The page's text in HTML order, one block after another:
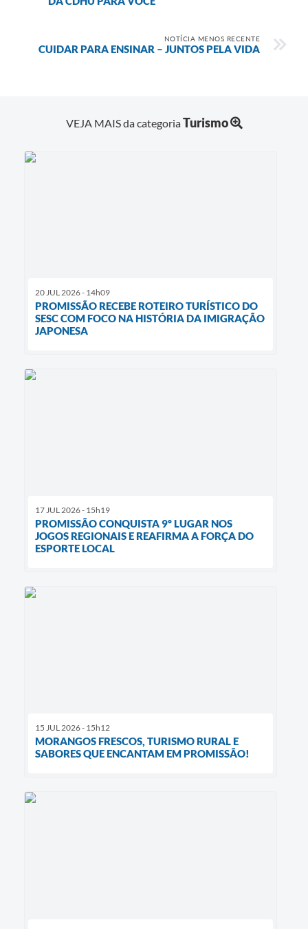
NOTÍCIA MENOS RECENTE
CUIDAR PARA ENSINAR – JUNTOS PELA VIDA
VEJA MAIS da categoriaTurismo
20 JUL 2026 - 14h09
PROMISSÃO RECEBE ROTEIRO TURÍSTICO DO
SESC COM FOCO NA HISTÓRIA DA IMIGRAÇÃO
JAPONESA
17 JUL 2026 - 15h19
PROMISSÃO CONQUISTA 9º LUGAR NOS
JOGOS REGIONAIS E REAFIRMA A FORÇA DO
ESPORTE LOCAL
15 JUL 2026 - 15h12
MORANGOS FRESCOS, TURISMO RURAL E
SABORES QUE ENCANTAM EM PROMISSÃO!